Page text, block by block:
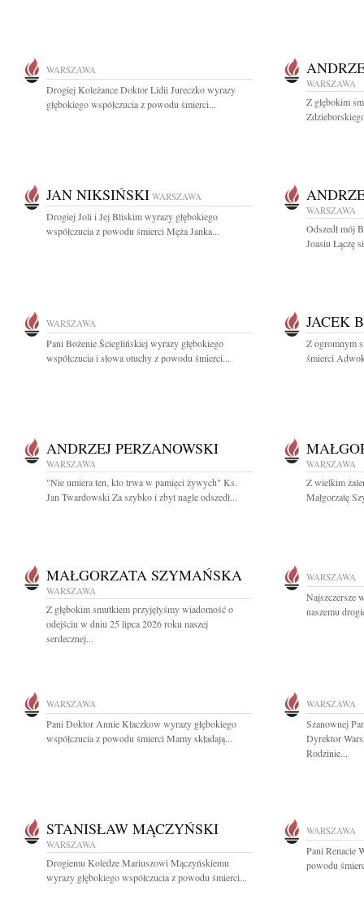
WARSZAWA
Drogiej Koleżance Doktor Lidii Jureczko wyrazy
głębokiego współczucia z powodu śmierci...
WARSZAWA
Z głębokim
JAN NIKSIŃSKI WARSZAWA
Drogiej Joli i Jej Bliskim wyrazy głębokiego
współczucia z powodu śmierci Męża Janka...
WARSZAWA
Odszedł mój
Joasiu Łączę
WARSZAWA
Pani Bożenie Ścieglińskiej wyrazy głębokiego
współczucia i słowa otuchy z powodu śmierci...
JACEK
Z ogromnym
śmierci
ANDRZEJ PERZANOWSKI
WARSZAWA
"Nie umiera ten, kto trwa w pamięci żywych" Ks.
Jan Twardowski Za szybko i zbyt nagle odszedł...
WARSZAWA
Z wielkim
Małgorzatę
MAŁGORZATA SZYMAŃSKA
WARSZAWA
Z głębokim smutkiem przyjęłyśmy wiadomość o
odejściu w dniu 25 lipca 2026 roku naszej
serdecznej...
WARSZAWA
Najszczersze
naszemu
WARSZAWA
Pani Doktor Annie Kłaczkow wyrazy głębokiego
współczucia z powodu śmierci Mamy składają...
WARSZAWA
Szanownej
Dyrektor
Rodzinie...
STANISŁAW MĄCZYŃSKI
WARSZAWA
Drogiemu Koledze Mariuszowi Mączyńskiemu
wyrazy głębokiego współczucia z powodu śmierci...
WARSZAWA
Pani Renacie
powodu